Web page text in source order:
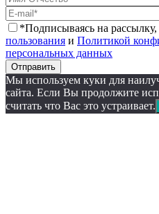
*Подписываясь на рассылку,
пользования и Политикой
персональных данных
Отправить
Мы используем куки для
сайта. Если Вы продолжите
считать что Вас это устраивает.